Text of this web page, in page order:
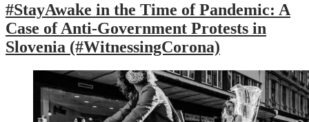
#StayAwake in the Time of Pandemic: A
Case of Anti-Government Protests in
Slovenia (#WitnessingCorona)